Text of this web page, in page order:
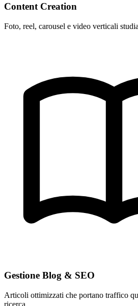
Content Creation
Foto, reel, carousel e video verticali
Gestione Blog & SEO
Articoli ottimizzati che portano traffico
ricerca.